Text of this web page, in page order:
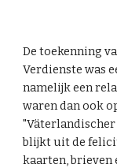
De toekenning
Verdienste was
namelijk een
waren dan ook
"Väterlandischer
blijkt uit de
kaarten, brieven